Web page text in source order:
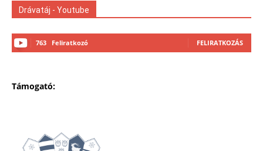
Drávatáj - Youtube
763 Feliratkozó FELIRATKOZÁS
Támogató: